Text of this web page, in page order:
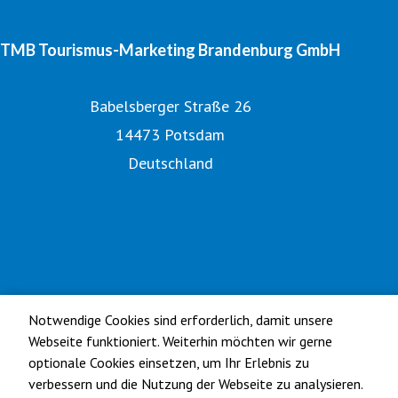
Notwendige Cookies sind erforderlich, damit unsere
Webseite funktioniert. Weiterhin möchten wir gerne
optionale Cookies einsetzen, um Ihr Erlebnis zu
verbessern und die Nutzung der Webseite zu analysieren.
TMB Tourismus-Marketing Brandenburg GmbH
Babelsberger Straße 26
14473 Potsdam
Deutschland